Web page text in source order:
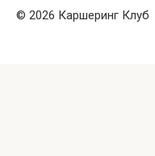
© 2026 Каршеринг Клуб